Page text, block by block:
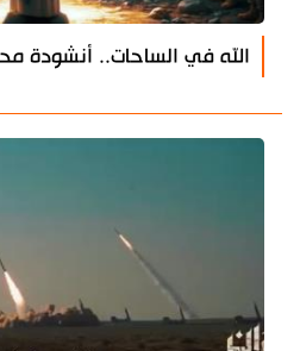
الله في الساحات.. أنشودة